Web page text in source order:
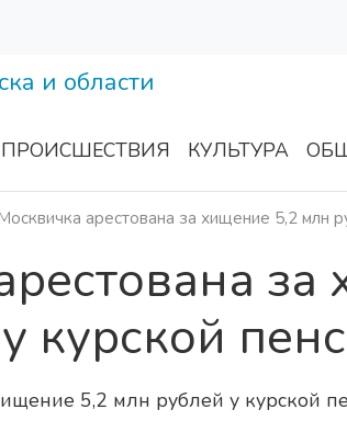
ПРОИСШЕСТВИЯ КУЛЬТУРА
арестована за хищение 5,2 млн
курской